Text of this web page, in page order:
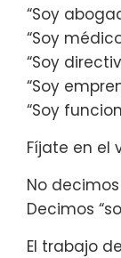
“Soy
“Soy
“Soy
“Soy
“Soy
Fíjate en el
No
Decimos
El trabajo